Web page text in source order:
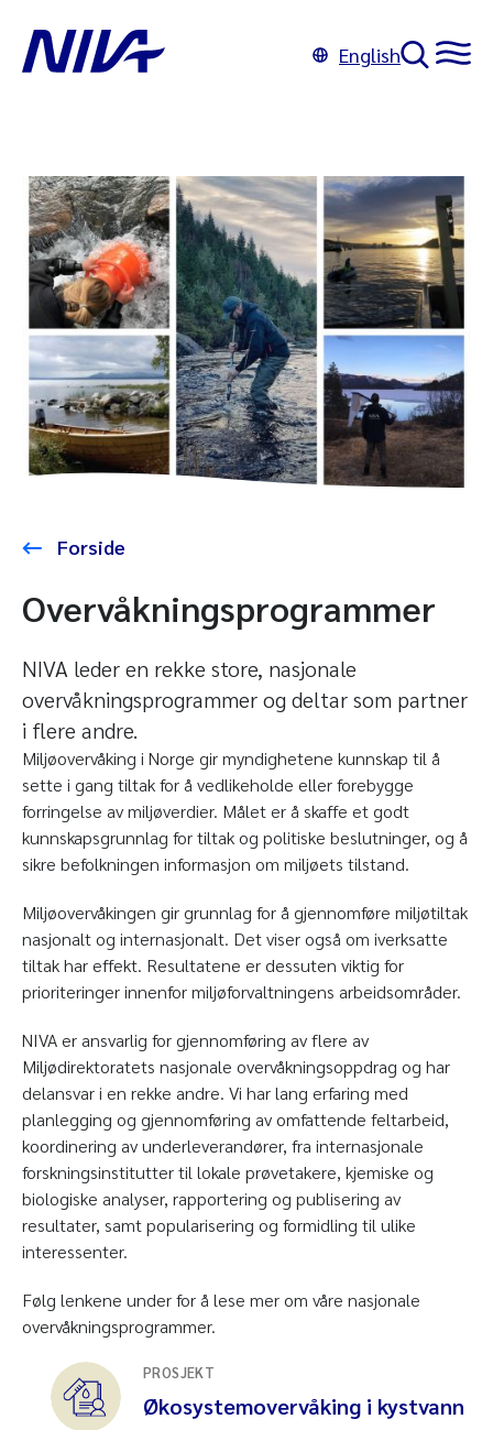
English
Forside
Overvåkningsprogrammer
NIVA leder en rekke store, nasjonale
overvåkningsprogrammer og deltar som partner
i flere andre.
Miljøovervåking i Norge gir myndighetene kunnskap til å
sette i gang tiltak for å vedlikeholde eller forebygge
forringelse av miljøverdier. Målet er å skaffe et godt
kunnskapsgrunnlag for tiltak og politiske beslutninger, og å
sikre befolkningen informasjon om miljøets tilstand.
Miljøovervåkingen gir grunnlag for å gjennomføre miljøtiltak
nasjonalt og internasjonalt. Det viser også om iverksatte
tiltak har effekt. Resultatene er dessuten viktig for
prioriteringer innenfor miljøforvaltningens arbeidsområder.
NIVA er ansvarlig for gjennomføring av flere av
Miljødirektoratets nasjonale overvåkningsoppdrag og har
delansvar i en rekke andre. Vi har lang erfaring med
planlegging og gjennomføring av omfattende feltarbeid,
koordinering av underleverandører, fra internasjonale
forskningsinstitutter til lokale prøvetakere, kjemiske og
biologiske analyser, rapportering og publisering av
resultater, samt popularisering og formidling til ulike
interessenter.
Følg lenkene under for å lese mer om våre nasjonale
overvåkningsprogrammer.
PROSJEKT
Økosystemovervåking i kystvann